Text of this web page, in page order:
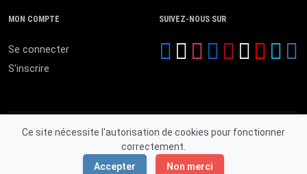
Ce site nécessite l'autorisation de cookies pour fonctionner
correctement.
Accepter
Non merci
MON COMPTE
Se connecter
S'inscrire
SUIVEZ-NOUS SUR
© 2026 MALI ANNONCES. Tous droits réservés.